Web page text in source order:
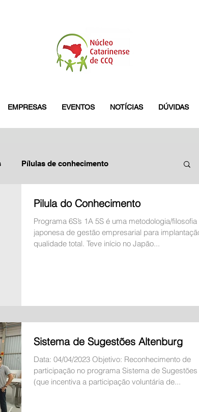
EMPRESAS EVENTOS NOTÍCIAS DÚVIDAS
Pílulas de conhecimento
gestores nucleados Blitz do GES
Pilula do Conhecimento
Programa 6S’s 1A 5S é uma metodologia/filosofia
japonesa de gestão empresarial para implantação
qualidade total. Teve início no Japão...
Sistema de Sugestões Altenburg
Data: 04/04/2023 Objetivo: Reconhecimento de
participação no programa Sistema de Sugestões
(que incentiva a participação voluntária de...